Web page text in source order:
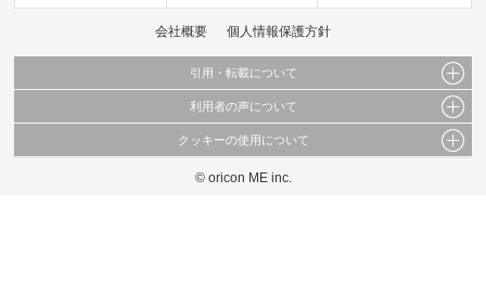
会社概要 個人情報保護方針
引用・転載について
当サイトで公開されている情報（文字、写真、イラスト、画像データ等）及びこれらの配
これらの情報を権利者の許可なく無断転載・複製などの二次利用を行うことは固く禁じて
利用者の声について
当サイトに掲載している内容はすべてサービスの利用者が提出された見解・感想です。
弊社の見解・ 意見ではないことをご理解いただいた上でご覧ください。
クッキーの使用について
このサイトでは Cookie を使用して、ユーザーに合わせたコンテンツや広告の表示、ソー
© oricon ME inc.